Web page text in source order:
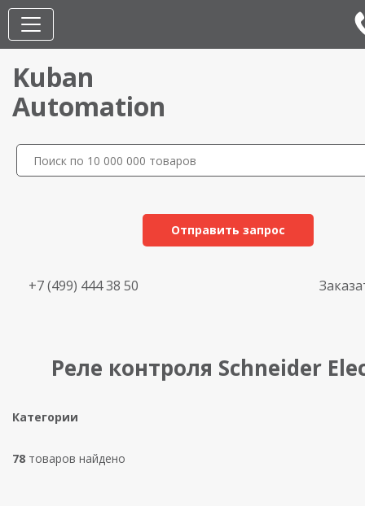
Kuban
Automation
Отправить запрос
+7 (499) 444 38 50
Реле контроля Schneider
Категории
78 товаров найдено